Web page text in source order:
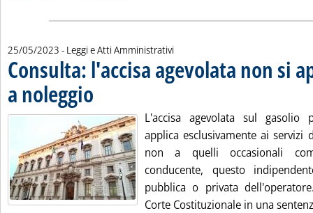
25/05/2023 - Leggi e Atti Amministrativi
Consulta: l'accisa agevolata non si
a noleggio . Pubblicata giovedì 25 maggio 2023 alle 18.4.
L'accisa agevolata sul gasolio
applica esclusivamente ai servizi
non a quelli occasionali
conducente, questo
pubblica o privata
Corte Costituzionale in una